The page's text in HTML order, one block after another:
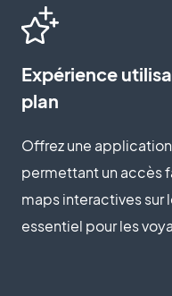
Expérience
plan
Offrez une
permettant un accès
maps interactives sur
essentiel pour les